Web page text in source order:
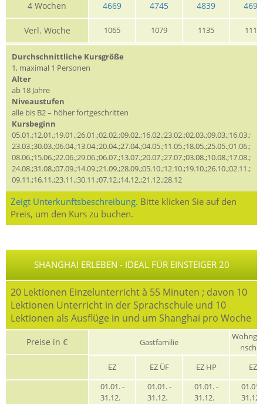
4 Wochen 4669 4745 4839 4695
Verl. Woche 1065 1079 1135 1115
Durchschnittliche Kursgröße
1, maximal 1 Personen
Alter
ab 18 Jahre
Niveaustufen
alle bis B2 – höher fortgeschritten
Kursbeginn
05.01.;12.01.;19.01.;26.01.;02.02.;09.02.;16.02.;23.02.;02.03.;09.03.;16.03.;
23.03.;30.03.;06.04.;13.04.;20.04.;27.04.;04.05.;11.05.;18.05.;25.05.;01.06.;
08.06.;15.06.;22.06.;29.06.;06.07.;13.07.;20.07.;27.07.;03.08.;10.08.;17.08.;
24.08.;31.08.;07.09.;14.09.;21.09.;28.09.;05.10.;12.10.;19.10.;26.10.;02.11.;
09.11.;16.11.;23.11.;30.11.;07.12.;14.12.;21.12.;28.12
Zeigt Unterkunftsbeschreibung. Bitte klicken Sie auf den
Preis, um den Kurs zu buchen.
SHANGHAI ERLEBEN - IDEAL FÜR EINSTEIGER 20
20 Lektionen Einzelunterricht à 55 Minuten ; davon 10
Lektionen Unterricht in der Sprachschule und 10
Lektionen als Ausflüge in und um Shanghai pro Woche
Preise in € Gastfamilie
EZ
EZ ÜF EZ HP
EZ
01.01. -
31.12.
01.01. -
31.12.
01.01. -
31.12.
01.01.